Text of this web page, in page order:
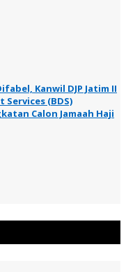
Kanwil DJP Jatim II
(BDS)
Calon Jamaah Haji